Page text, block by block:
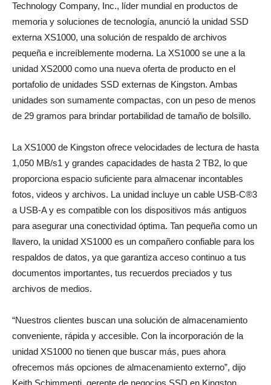
Technology Company, Inc., líder mundial en productos de
memoria y soluciones de tecnología, anunció la unidad SSD
externa XS1000, una solución de respaldo de archivos
pequeña e increíblemente moderna. La XS1000 se une a la
unidad XS2000 como una nueva oferta de producto en el
portafolio de unidades SSD externas de Kingston. Ambas
unidades son sumamente compactas, con un peso de menos
de 29 gramos para brindar portabilidad de tamaño de bolsillo.
La XS1000 de Kingston ofrece velocidades de lectura de hasta
1,050 MB/s1 y grandes capacidades de hasta 2 TB2, lo que
proporciona espacio suficiente para almacenar incontables
fotos, videos y archivos. La unidad incluye un cable USB-C®3
a USB-A y es compatible con los dispositivos más antiguos
para asegurar una conectividad óptima. Tan pequeña como un
llavero, la unidad XS1000 es un compañero confiable para los
respaldos de datos, ya que garantiza acceso continuo a tus
documentos importantes, tus recuerdos preciados y tus
archivos de medios.
“Nuestros clientes buscan una solución de almacenamiento
conveniente, rápida y accesible. Con la incorporación de la
unidad XS1000 no tienen que buscar más, pues ahora
ofrecemos más opciones de almacenamiento externo”, dijo